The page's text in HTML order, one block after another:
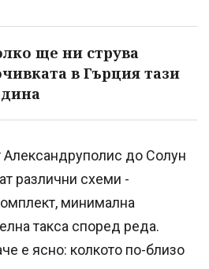
ще ни струва
в Гърция тази
до Солун
различни схеми -
минимална
такса според реда.
е ясно: колкото по-близо